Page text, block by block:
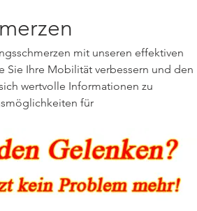
mit unseren effektiven
Sie Ihre Mobilität verbessern und den
wertvolle Informationen zu
für